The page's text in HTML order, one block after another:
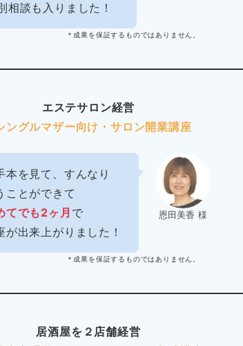
相談も入りました！
果を保証するものではありません。
エステサロン経営
ングルマザー向け・サロン開業講座
恩田美香 様
本を見て、すんなり
ことができて
てでも2ヶ月 で
が出来上がりました！
果を保証するものではありません。
居酒屋を２店舗経営